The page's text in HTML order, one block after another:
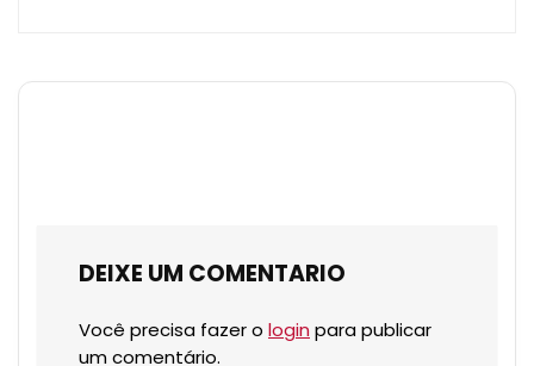
DEIXE UM COMENTARIO
Você precisa fazer o login para publicar
um comentário.